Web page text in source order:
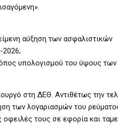
αύξηση των ασφαλιστικών
υπολογισμού του ύψους των
στη ΔΕΘ. Αντιθέτως την
των λογαριασμών του
οφειλές τους σε εφορία και